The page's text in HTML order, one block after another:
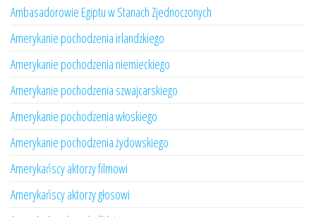
Ambasadorowie Egiptu w Stanach Zjednoczonych
Amerykanie pochodzenia irlandzkiego
Amerykanie pochodzenia niemieckiego
Amerykanie pochodzenia szwajcarskiego
Amerykanie pochodzenia włoskiego
Amerykanie pochodzenia żydowskiego
Amerykańscy aktorzy filmowi
Amerykańscy aktorzy głosowi